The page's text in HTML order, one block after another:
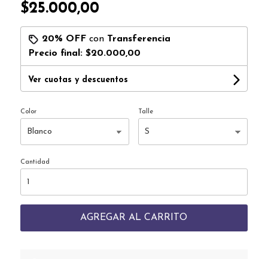
$25.000,00
20% OFFcon Transferencia
Precio final: $20.000,00
Ver cuotas y descuentos
Color Talle
Cantidad
AGREGAR AL CARRITO